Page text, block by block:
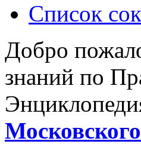
Список
Добро
знаний по